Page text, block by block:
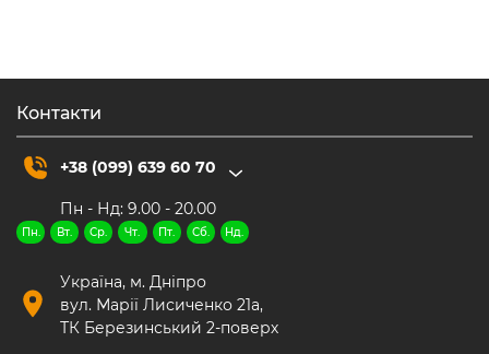
2. Піали
Малі чашечки для дегустації та насолоди смаком.
У наборах зазвичай 2–6 піал, що дозволяє
створити атмосферу спільного чаювання.
3. Чахай
Чаша справедливості, через яку роблять пролив,
щоб вирівняти смак напою.
Обов’язковий елемент для правильного гунфу-
Контакти
+38 (099) 639 60 70
Пн - Нд: 9.00 - 20.00
Пн. Вт. Ср. Чт. Пт. Сб. Нд.
Україна, м. Дніпро
вул. Марії Лисиченко 21а,
ТК Березинський 2-поверх